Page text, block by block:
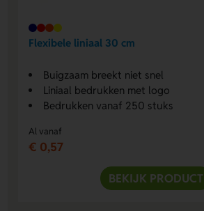
Flexibele liniaal 30 cm
Buigzaam breekt niet snel
Liniaal bedrukken met logo
Bedrukken vanaf 250 stuks
Al vanaf
€ 0,57
BEKIJK PRODUCT